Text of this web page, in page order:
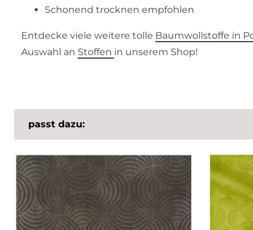
Schonend trocknen empfohlen
Entdecke viele weitere tolle Baumwollstoffe in
Auswahl an Stoffen in unserem Shop!
passt dazu: